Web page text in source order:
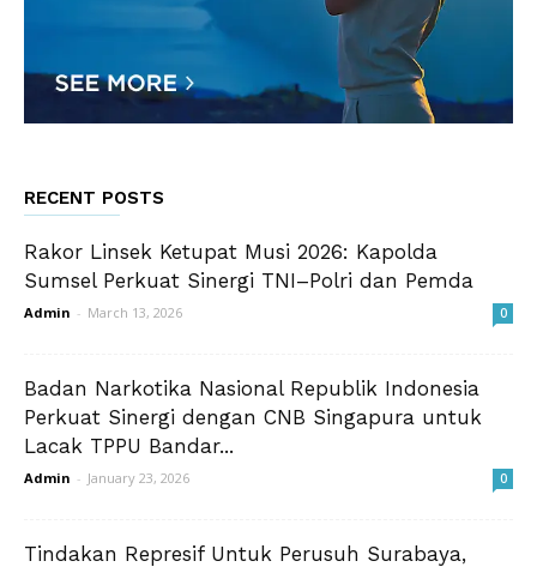
RECENT POSTS
Rakor Linsek Ketupat Musi 2026: Kapolda
Sumsel Perkuat Sinergi TNI–Polri dan Pemda
Admin - March 13, 2026 0
Badan Narkotika Nasional Republik Indonesia
Perkuat Sinergi dengan CNB Singapura untuk
Lacak TPPU Bandar...
Admin - January 23, 2026 0
Tindakan Represif Untuk Perusuh Surabaya,